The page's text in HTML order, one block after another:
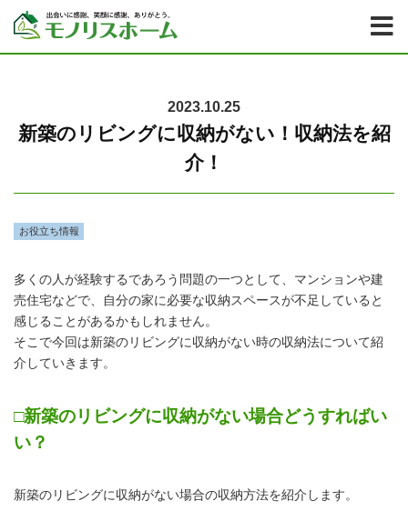
2023.10.25
新築のリビングに収納がない！収納法を紹
介！
お役立ち情報
多くの人が経験するであろう問題の一つとして、マンションや建
売住宅などで、自分の家に必要な収納スペースが不足していると
感じることがあるかもしれません。
そこで今回は新築のリビングに収納がない時の収納法について紹
介していきます。
□新築のリビングに収納がない場合どうすればい
い？
新築のリビングに収納がない場合の収納方法を紹介します。